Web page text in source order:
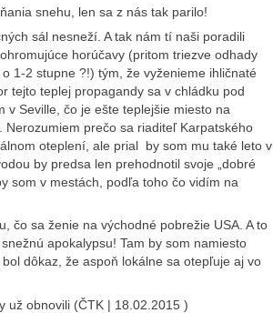
snehu, len sa z nás tak parilo!
sál nesneží. A tak nám tí naši poradili
horúčavy (pritom triezve odhady
1-2 stupne ?!) tým, že vyženieme ihličnaté
tejto teplej propagandy sa v chládku pod
v Seville, čo je ešte teplejšie miesto na
prečo sa riaditeľ Karpatského
oteplení, ale prial by som mu také leto v
by predsa len prehodnotil svoje „dobré
som v mestách, podľa toho čo vidím na
čo sa ženie na východné pobrežie USA. A to
apokalypsu! Tam by som namiesto
dôkaz, že aspoň lokálne sa otepľuje aj vo
už obnovili (ČTK | 18.02.2015 )